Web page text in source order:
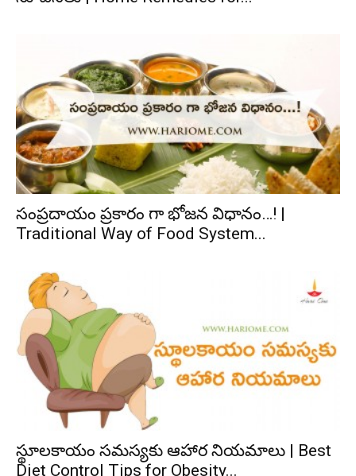
సంప్రదాయం ప్రకారం గా భోజన విధానం…! |
Traditional Way of Food System...
స్థూలకాయం సమస్యకు ఆహార నియమాలు | Best
Diet Control Tips for Obesity...